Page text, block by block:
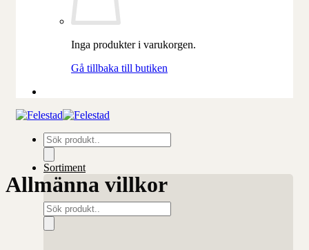
Inga produkter i varukorgen.
Gå tillbaka till butiken
Produktsökning
Sortiment
Produktsökning
Allmänna villkor